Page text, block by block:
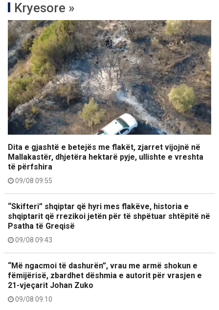
Kryesore »
Dita e gjashtë e betejës me flakët, zjarret vijojnë në
Mallakastër, dhjetëra hektarë pyje, ullishte e vreshta
të përfshira
09/08 09:55
“Skifteri” shqiptar që hyri mes flakëve, historia e
shqiptarit që rrezikoi jetën për të shpëtuar shtëpitë në
Psatha të Greqisë
09/08 09:43
“Më ngacmoi të dashurën”, vrau me armë shokun e
fëmijërisë, zbardhet dëshmia e autorit për vrasjen e
21-vjeçarit Johan Zuko
09/08 09:10